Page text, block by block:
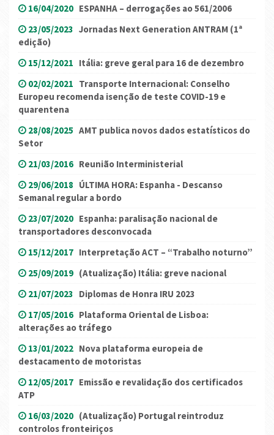
16/04/2020 ESPANHA – derrogações ao 561/2006
23/05/2023 Jornadas Next Generation ANTRAM (1ª
edição)
15/12/2021 Itália: greve geral para 16 de dezembro
02/02/2021 Transporte Internacional: Conselho
Europeu recomenda isenção de teste COVID-19 e
quarentena
28/08/2025 AMT publica novos dados estatísticos do
Setor
21/03/2016 Reunião Interministerial
29/06/2018 ÚLTIMA HORA: Espanha - Descanso
Semanal regular a bordo
23/07/2020 Espanha: paralisação nacional de
transportadores desconvocada
15/12/2017 Interpretação ACT – “Trabalho noturno”
25/09/2019 (Atualização) Itália: greve nacional
21/07/2023 Diplomas de Honra IRU 2023
17/05/2016 Plataforma Oriental de Lisboa:
alterações ao tráfego
13/01/2022 Nova plataforma europeia de
destacamento de motoristas
12/05/2017 Emissão e revalidação dos certificados
ATP
16/03/2020 (Atualização) Portugal reintroduz
controlos fronteiriços